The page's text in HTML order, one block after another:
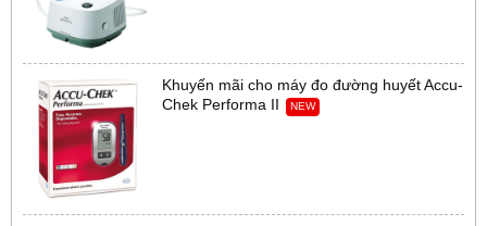
Khuyến mãi cho máy đo đường huyết Accu-
Chek Performa II
NEW